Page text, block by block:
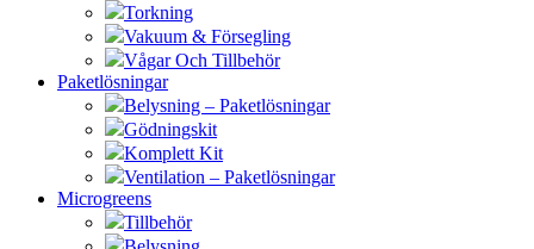
Torkning
Vakuum & Försegling
Vågar Och Tillbehör
Paketlösningar
Belysning – Paketlösningar
Gödningskit
Komplett Kit
Ventilation – Paketlösningar
Microgreens
Tillbehör